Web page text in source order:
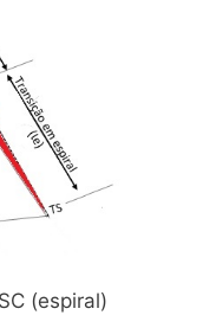
(espiral)